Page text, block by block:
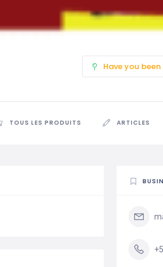
Have you
TOUS LES PRODUITS ARTICLES